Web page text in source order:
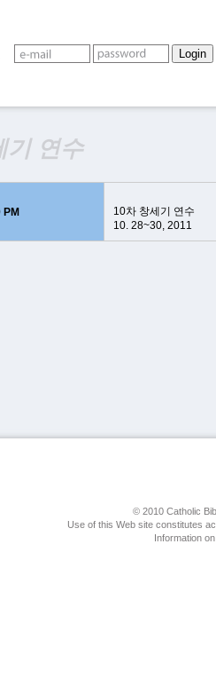
기 연수
10차 창세기 연수
10. 28~30, 2011
© 2010 Catholic
Use of this Web site constitutes
Information